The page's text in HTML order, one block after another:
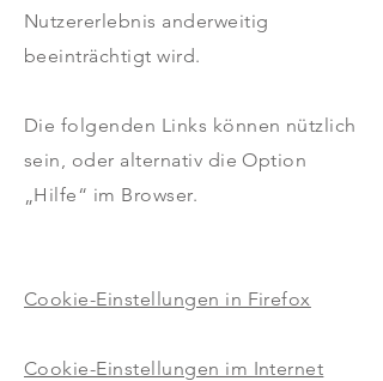
Nutzererlebnis anderweitig
beeinträchtigt wird.
Die folgenden Links können nützlich
sein, oder alternativ die Option
„Hilfe“ im Browser.
Cookie-Einstellungen in Firefox
Cookie-Einstellungen im Internet